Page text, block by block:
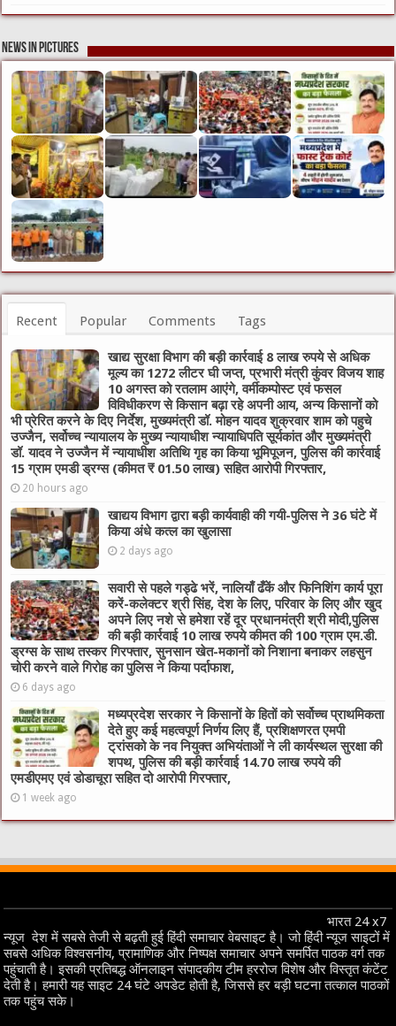
News in Pictures
Recent Popular Comments Tags
खाद्य सुरक्षा विभाग की बड़ी कार्रवाई 8 लाख रुपये से अधिक
मूल्य का 1272 लीटर घी जप्त, प्रभारी मंत्री कुंवर विजय शाह
10 अगस्त को रतलाम आएंगे, वर्मीकम्पोस्ट एवं फसल
विविधीकरण से किसान बढ़ा रहे अपनी आय, अन्य किसानों को
भी प्रेरित करने के दिए निर्देश, मुख्यमंत्री डॉ. मोहन यादव शुक्रवार शाम को पहुचे
उज्जैन, सर्वोच्च न्यायालय के मुख्‍य न्‍यायाधीश न्यायाधिपति सूर्यकांत और मुख्यमंत्री
डॉ. यादव ने उज्जैन में न्यायाधीश अतिथि गृह का किया भूमिपूजन, पुलिस की कार्रवाई
15 ग्राम एमडी ड्रग्स (कीमत ₹ 01.50 लाख) सहित आरोपी गिरफ्तार,
20 hours ago
खाद्यय विभाग द्वारा बड़ी कार्यवाही की गयी-पुलिस ने 36 घंटे में
किया अंधे कत्ल का खुलासा
2 days ago
सवारी से पहले गड्ढे भरें, नालियाँ ढँकें और फिनिशिंग कार्य पूरा
करें-कलेक्टर श्री सिंह, देश के लिए, परिवार के लिए और खुद
अपने लिए नशे से हमेशा रहें दूर प्रधानमंत्री श्री मोदी,पुलिस
की बड़ी कार्रवाई 10 लाख रुपये कीमत की 100 ग्राम एम.डी.
ड्रग्स के साथ तस्कर गिरफ्तार, सुनसान खेत-मकानों को निशाना बनाकर लहसुन
चोरी करने वाले गिरोह का पुलिस ने किया पर्दाफाश,
6 days ago
मध्यप्रदेश सरकार ने किसानों के हितों को सर्वोच्च प्राथमिकता
देते हुए कई महत्वपूर्ण निर्णय लिए हैं, प्रशिक्षणरत एमपी
ट्रांसको के नव नियुक्त अभियंताओं ने ली कार्यस्थल सुरक्षा की
शपथ, पुलिस की बड़ी कार्रवाई 14.70 लाख रुपये की
एमडीएमए एवं डोडाचूरा सहित दो आरोपी गिरफ्तार,
1 week ago
भारत 24 x7
न्यूज देश में सबसे तेजी से बढ़ती हुई हिंदी समाचार वेबसाइट है। जो हिंदी न्यूज साइटों में
सबसे अधिक विश्वसनीय, प्रामाणिक और निष्पक्ष समाचार अपने समर्पित पाठक वर्ग तक
पहुंचाती है। इसकी प्रतिबद्ध ऑनलाइन संपादकीय टीम हररोज विशेष और विस्तृत कंटेंट
देती है। हमारी यह साइट 24 घंटे अपडेट होती है, जिससे हर बड़ी घटना तत्काल पाठकों
तक पहुंच सके।